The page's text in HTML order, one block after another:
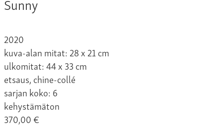
2020
kuva-alan mitat: 28 x 21 cm
ulkomitat: 44 x 33 cm
etsaus, chine-collé
sarjan koko: 6
kehystämäton
370,00€